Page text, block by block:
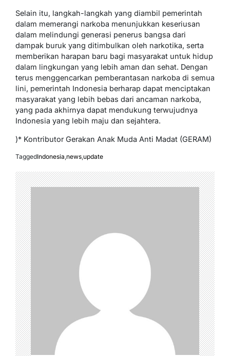
Selain itu, langkah-langkah yang diambil pemerintah
dalam memerangi narkoba menunjukkan keseriusan
dalam melindungi generasi penerus bangsa dari
dampak buruk yang ditimbulkan oleh narkotika, serta
memberikan harapan baru bagi masyarakat untuk hidup
dalam lingkungan yang lebih aman dan sehat. Dengan
terus menggencarkan pemberantasan narkoba di semua
lini, pemerintah Indonesia berharap dapat menciptakan
masyarakat yang lebih bebas dari ancaman narkoba,
yang pada akhirnya dapat mendukung terwujudnya
Indonesia yang lebih maju dan sejahtera.
)* Kontributor Gerakan Anak Muda Anti Madat (GERAM)
TaggedIndonesia,news,update